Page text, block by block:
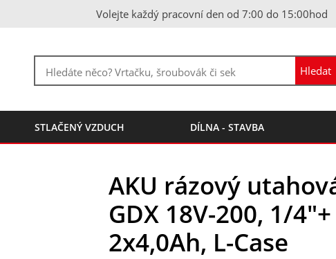
Volejte každý pracovní den od 7:00 do 15:00hod
STLAČENÝ VZDUCH DÍLNA - STAVBA
AKU rázový
GDX 18V-200, 1/
2x4,0Ah, L-Case